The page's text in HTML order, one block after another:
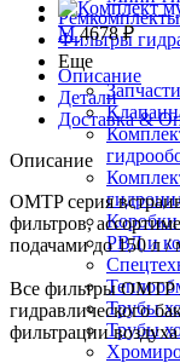
Фильтры
Еще
РВД и
Трубы
Трубы
M4678₽
Описание
Детали
Доставка &
Описание
OMTP серия
фильтров,
подачами до 150 л /
Все фильтры OMTP
гидравлического
фильтрации